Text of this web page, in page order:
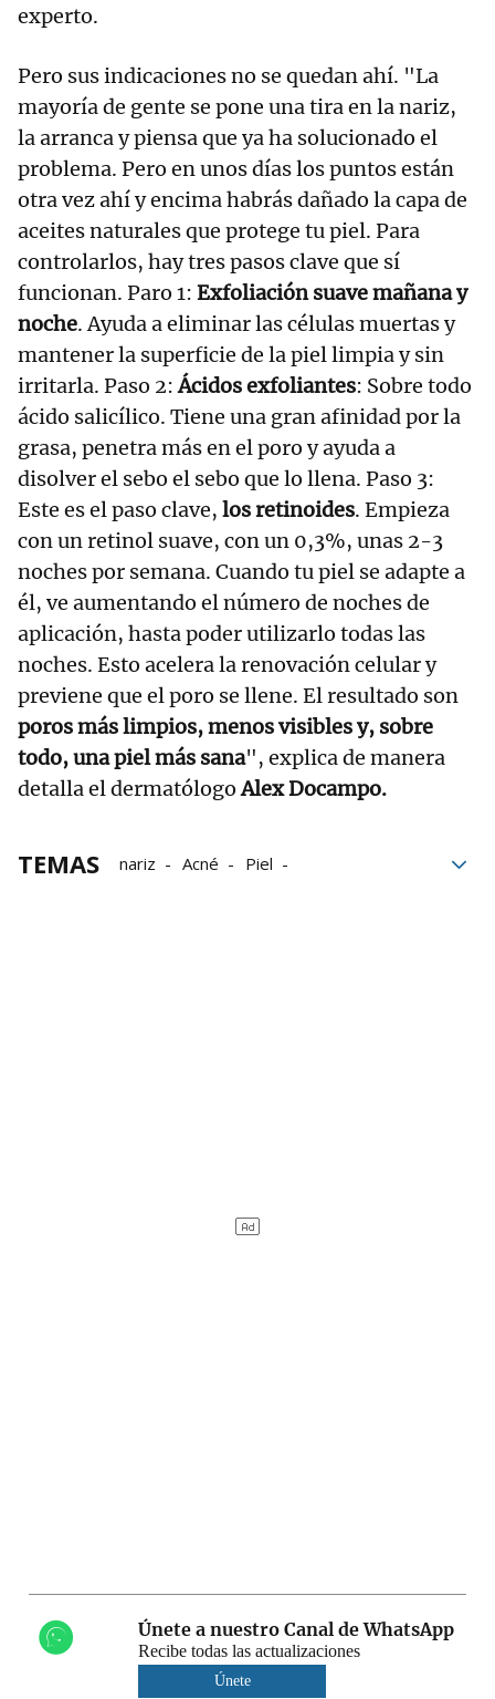
experto.
Pero sus indicaciones no se quedan ahí. "La
mayoría de gente se pone una tira en la nariz,
la arranca y piensa que ya ha solucionado el
problema. Pero en unos días los puntos están
otra vez ahí y encima habrás dañado la capa de
aceites naturales que protege tu piel. Para
controlarlos, hay tres pasos clave que sí
funcionan. Paro 1: Exfoliación suave mañana y
noche. Ayuda a eliminar las células muertas y
mantener la superficie de la piel limpia y sin
irritarla. Paso 2:Ácidos exfoliantes: Sobre todo
ácido salicílico. Tiene una gran afinidad por la
grasa, penetra más en el poro y ayuda a
disolver el sebo el sebo que lo llena. Paso 3:
Este es el paso clave, los retinoides. Empieza
con un retinol suave, con un 0,3%, unas 2-3
noches por semana. Cuando tu piel se adapte a
él, ve aumentando el número de noches de
aplicación, hasta poder utilizarlo todas las
noches. Esto acelera la renovación celular y
previene que el poro se llene. El resultado son
poros más limpios, menos visibles y, sobre
todo, una piel más sana", explica de manera
detalla el dermatólogoAlex Docampo.
TEMAS nariz Acné
Piel
Únete a nuestro Canal de WhatsApp
Recibe todas las actualizaciones
Únete